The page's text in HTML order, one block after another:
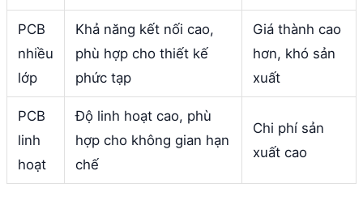
PCB
nhiều
lớp
Khả năng kết nối cao,
phù hợp cho thiết kế
phức tạp
Giá thành cao
hơn, khó sản
xuất
PCB
linh
hoạt
Độ linh hoạt cao, phù
hợp cho không gian hạn
chế
Chi phí sản
xuất cao